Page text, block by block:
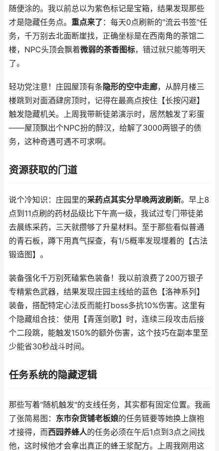
随便涂的。我以前总以为紫色标记是宝箱，结果发现那些
才是隐藏任务点。 重点来了 ：每天0点刷新的"流云书签"任
务，千万别去北面断崖找，正确坐标是在西南角的茶馆二
楼，NPC头顶会飘着微弱的茶香图标，错过就只能等明天
了。
轻功党注意！庄园屋顶有条 隐形的空中走廊，从醉月楼三
楼跳到对面酒肆房顶时，记得在最高点按住【长按闪避】
触发隐藏机关。上周我带新徒弟演示时，居然触发了彩蛋
——屋顶飘出个NPC扮的醉汉，给解了3000两银子的债
务，这种奇遇可遇不可求啊。
资源获取的门道
说个冷知识：庄园里的采药点其实分早晚两波刷新。早上8
点到11点刷的药材品级比下午高一级，我试过专门带徒弟
去晨练采药，三天就攒够了升星材料。至于那些看似普通
的青石板，蹲下用真气探查，有1/5概率发现埋着的【古法
锻造图】。
装备强化千万别死磕紫色装备！我以前浪费了200万银子
专精紫色武器，结果发现庄园主线给的蓝色【洛神系列】
装备，搭配特定心法反而能打boss多抗10%伤害。这里有
个隐藏组合技：使用【青莲剑歌】时，连续三段攻击后接
个二段跳，能触发150%的额外伤害，这个技巧在副本里至
少能省30秒战斗时间。
任务系统的隐藏逻辑
那些写着"随机触发"的支线任务，其实都有固定位置。我画
了张简易图： 东市杂货铺老板娘的任务链要等她换上旗袍
才接得，而西园养蜂人的任务必须在午后1点到3点之间找
他，这时候他才会拿出真正的蜂王浆配方。上周我刚用这